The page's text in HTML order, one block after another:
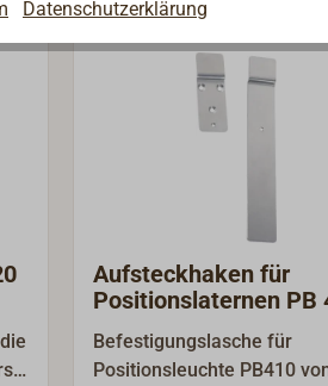
Aufsteckhaken für
Positionslaternen PB
Befestigungslasche für
Positionsleuchte PB410
Datenschutzerklärung